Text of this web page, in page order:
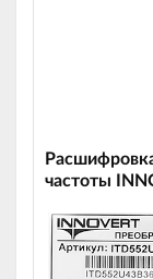
частоты